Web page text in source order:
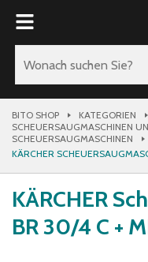
BITO SHOP KATEGORIEN
SCHEUERSAUGMASCHINEN
SCHEUERSAUGMASCHINEN
KÄRCHER
KÄRCHER
BR 30/4 C +